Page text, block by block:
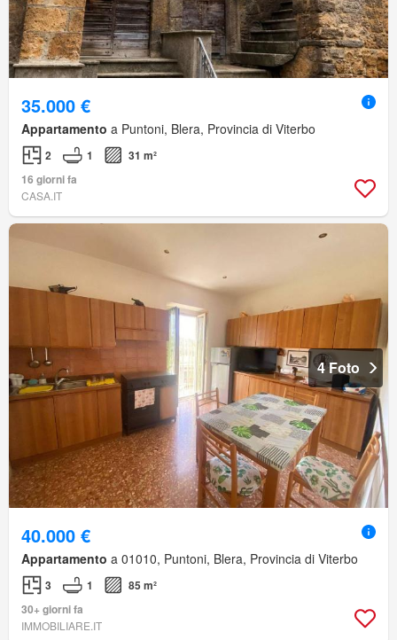
35.000 €
Appartamento a Puntoni, Blera, Provincia di Viterbo
2 1
31 m²
16 giorni fa
CASA.IT
4 Foto
40.000 €
Appartamento a 01010, Puntoni, Blera, Provincia di Viterbo
3 1
85 m²
30+ giorni fa
IMMOBILIARE.IT